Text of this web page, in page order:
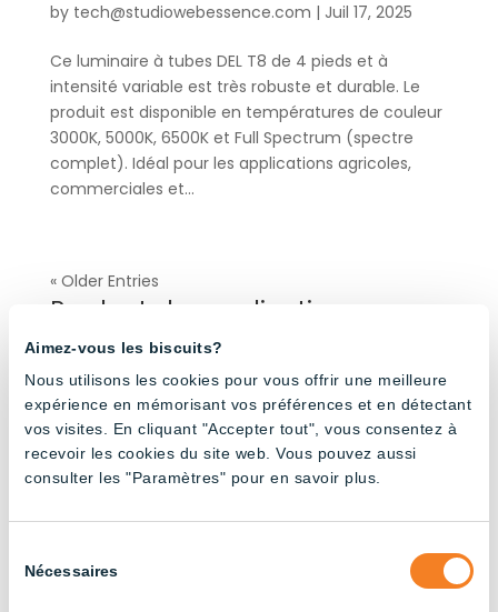
Aimez-vous les biscuits?
Nous utilisons les cookies pour vous offrir une meilleure
expérience en mémorisant vos préférences et en détectant
vos visites. En cliquant "Accepter tout", vous consentez à
recevoir les cookies du site web. Vous pouvez aussi
consulter les "Paramètres" pour en savoir plus.
duNécessaires
by tech@studiowebessence.com | Juil 17, 2025
Ce luminaire à tubes DEL T8 de 4 pieds et à
intensité variable est très robuste et durable. Le
produit est disponible en températures de couleur
3000K, 5000K, 6500K et Full Spectrum (spectre
complet). Idéal pour les applications agricoles,
commerciales et...
« Older Entries
Products by application
Bâtiments agricoles(32)
Élevage bovin laitier(24)
Élevage de poules pondeuses(24)
Élevage de poulets de chair(20)
Élevage porcin(23)
Turkey Farming